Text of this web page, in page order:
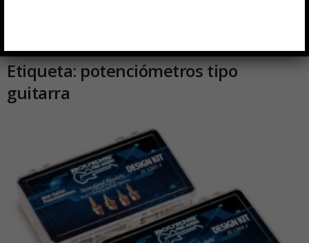
Etiqueta: potenciómetros tipo
guitarra